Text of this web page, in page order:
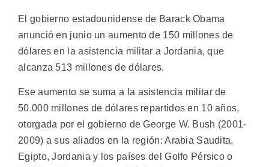
El gobierno estadounidense de Barack Obama
anunció en junio un aumento de 150 millones de
dólares en la asistencia militar a Jordania, que
alcanza 513 millones de dólares.
Ese aumento se suma a la asistencia militar de
50.000 millones de dólares repartidos en 10 años,
otorgada por el gobierno de George W. Bush (2001-
2009) a sus aliados en la región: Arabia Saudita,
Egipto, Jordania y los países del Golfo Pérsico o